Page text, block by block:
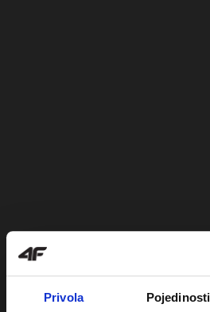
Privola Pojedinosti